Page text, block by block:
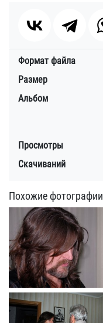
Формат файла
Размер
Альбом
Просмотры
Скачиваний
Похожие фотографии